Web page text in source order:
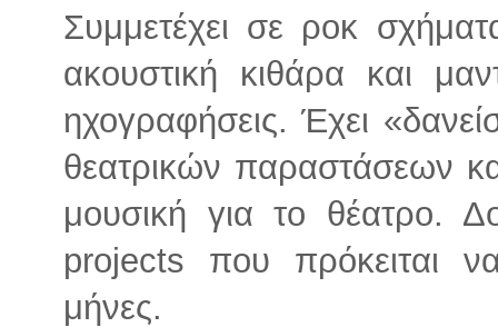
Συμμετέχει σε ροκ
ακουστική κιθάρα και
ηχογραφήσεις. Έχει
θεατρικών παραστάσεων
μουσική για το θέατρο.
projects που πρόκειται
μήνες.